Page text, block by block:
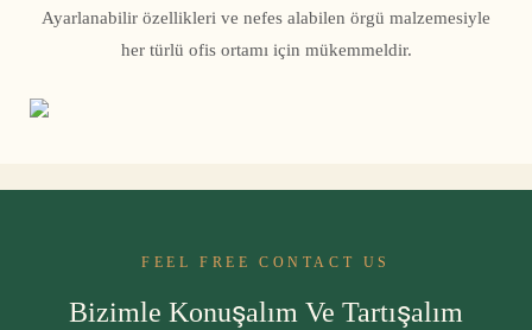
Ayarlanabilir özellikleri ve nefes alabilen örgü malzemesiyle
her türlü ofis ortamı için mükemmeldir.
FEEL FREE CONTACT US
Bizimle Konuşalım Ve Tartışalım